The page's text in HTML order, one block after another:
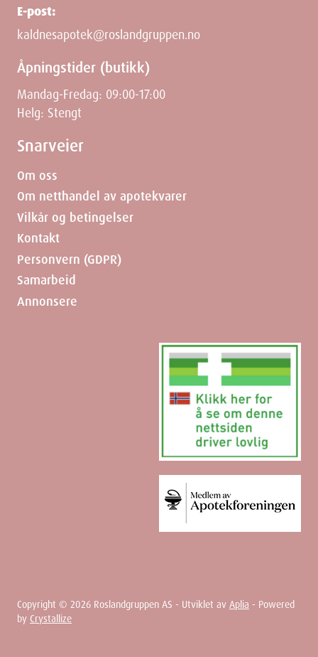
E-post:
kaldnesapotek@roslandgruppen.no
Åpningstider (butikk)
Mandag-Fredag: 09:00-17:00
Helg: Stengt
Snarveier
Om oss
Om netthandel av apotekvarer
Vilkår og betingelser
Kontakt
Personvern (GDPR)
Samarbeid
Annonsere
Copyright © 2026 Roslandgruppen AS - Utviklet av Aplia - Powered
by Crystallize